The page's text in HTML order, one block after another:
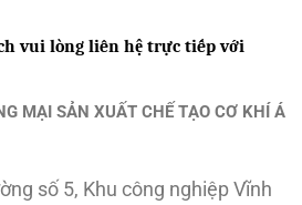
vui lòng liên hệ trực tiếp với
MẠI SẢN XUẤT CHẾ TẠO CƠ KHÍ Á
số 5, Khu công nghiệp Vĩnh